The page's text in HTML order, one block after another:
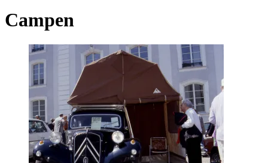
Campen